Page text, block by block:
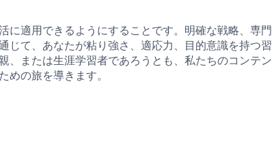
に適用できるようにすることです。明確な戦略、専門
じて、あなたが粘り強さ、適応力、目的意識を持つ習
、または生涯学習者であろうとも、私たちのコンテン
めの旅を導きます。